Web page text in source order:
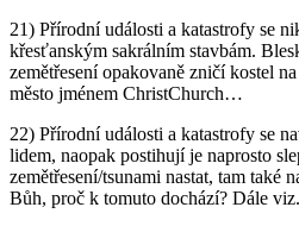
21) Přírodní události a katastrofy se
křesťanským sakrálním stavbám.
zemětřesení opakovaně zničí kostel
město jménem ChristChurch…
22) Přírodní události a katastrofy se
lidem, naopak postihují je naprosto
zemětřesení/tsunami nastat, tam také
Bůh, proč k tomuto dochází? Dále viz.